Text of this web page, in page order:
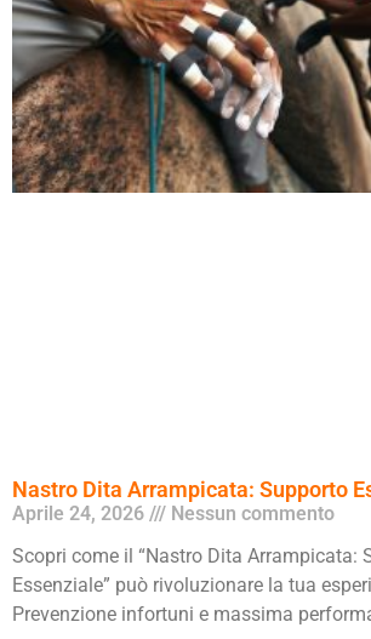
Nastro Dita Arrampicata: Supporto
Aprile 24, 2026
Nessun commento
Scopri come il “Nastro Dita Arrampicata:
Essenziale” può rivoluzionare la tua
Prevenzione infortuni e massima